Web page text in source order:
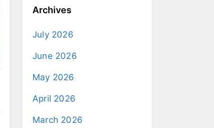
Archives
July 2026
June 2026
May 2026
April 2026
March 2026